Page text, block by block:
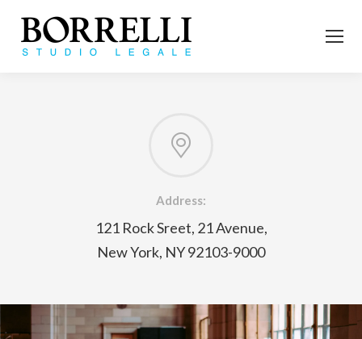
Address:
121 Rock Sreet, 21 Avenue,
New York, NY 92103-9000